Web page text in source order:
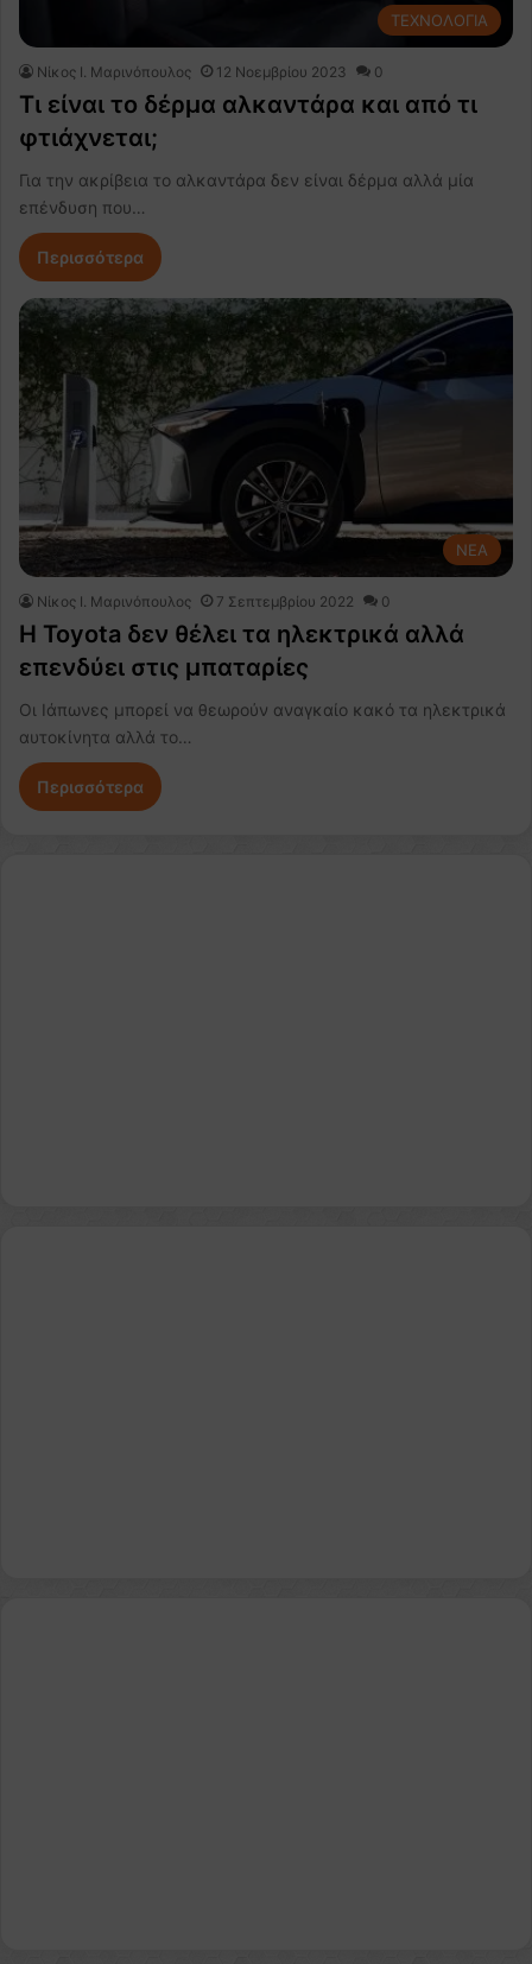
ΤΕΧΝΟΛΟΓΙΑ
Nίκος Ι. Mαρινόπουλος 12 Νοεμβρίου 2023 0
Τι είναι το δέρμα αλκαντάρα και από τι
φτιάχνεται;
Για την ακρίβεια το αλκαντάρα δεν είναι δέρμα αλλά μία
επένδυση που…
Περισσότερα
NEA
Nίκος Ι. Mαρινόπουλος 7 Σεπτεμβρίου 2022 0
Η Toyota δεν θέλει τα ηλεκτρικά αλλά
επενδύει στις μπαταρίες
Οι Ιάπωνες μπορεί να θεωρούν αναγκαίο κακό τα ηλεκτρικά
αυτοκίνητα αλλά το…
Περισσότερα